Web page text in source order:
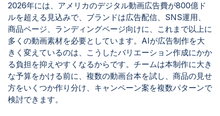
2026年には、アメリカのデジタル動画広告費が800億ド
ルを超える見込みで、ブランドは広告配信、SNS運用、
商品ページ、ランディングページ向けに、これまで以上に
多くの動画素材を必要としています。AIが広告制作を大
きく変えているのは、こうしたバリエーション作成にかか
る負担を抑えやすくなるからです。チームは本制作に大き
な予算をかける前に、複数の動画台本を試し、商品の見せ
方をいくつか作り分け、キャンペーン案を複数パターンで
検討できます。